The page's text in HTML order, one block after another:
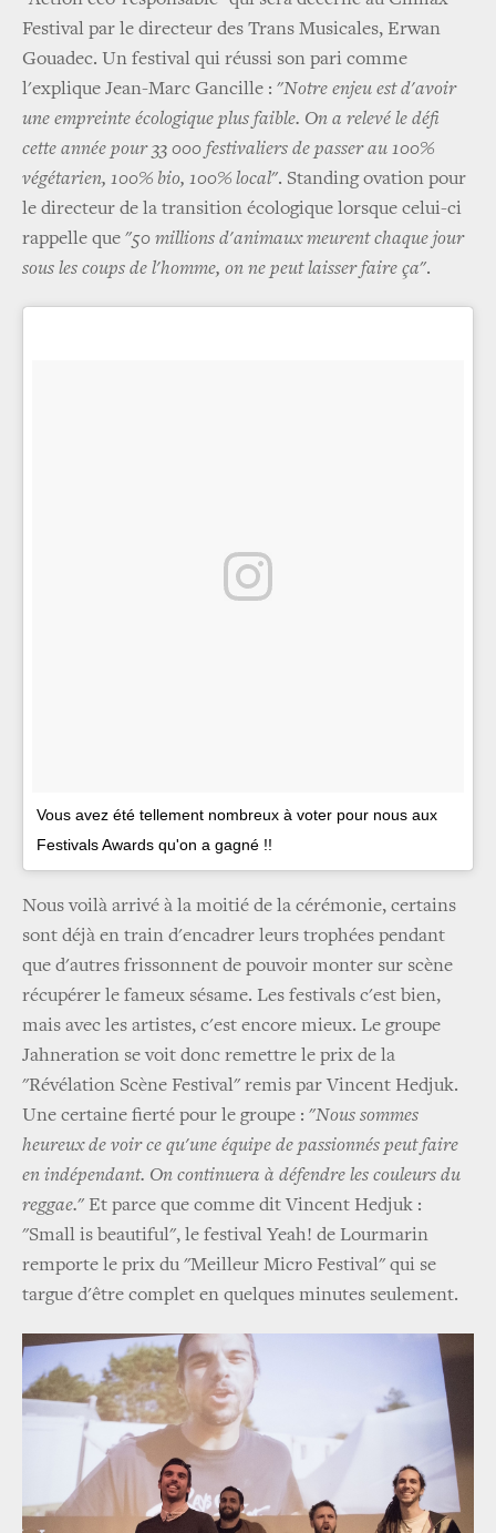
Festival par le directeur des Trans Musicales, Erwan
Gouadec. Un festival qui réussi son pari comme
l'explique Jean-Marc Gancille : "Notre enjeu est d'avoir
une empreinte écologique plus faible. On a relevé le défi
cette année pour 33 000 festivaliers de passer au 100%
végétarien, 100% bio, 100% local". Standing ovation pour
le directeur de la transition écologique lorsque celui-ci
rappelle que "50 millions d'animaux meurent chaque jour
sous les coups de l'homme, on ne peut laisser faire ça".
Vous avez été tellement nombreux à voter pour nous aux
Festivals Awards qu'on a gagné !!
Nous voilà arrivé à la moitié de la cérémonie, certains
sont déjà en train d'encadrer leurs trophées pendant
que d'autres frissonnent de pouvoir monter sur scène
récupérer le fameux sésame. Les festivals c'est bien,
mais avec les artistes, c'est encore mieux. Le groupe
Jahneration se voit donc remettre le prix de la
"Révélation Scène Festival" remis par Vincent Hedjuk.
Une certaine fierté pour le groupe : "Nous sommes
heureux de voir ce qu'une équipe de passionnés peut faire
en indépendant. On continuera à défendre les couleurs du
reggae." Et parce que comme dit Vincent Hedjuk :
"Small is beautiful", le festival Yeah! de Lourmarin
remporte le prix du "Meilleur Micro Festival" qui se
targue d'être complet en quelques minutes seulement.